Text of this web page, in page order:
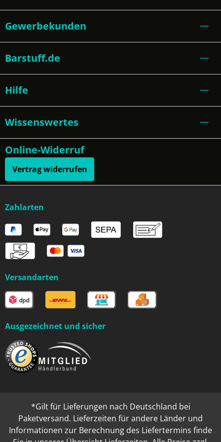
Gewerbekunden
Barstuff.de
Hilfe
Wissenswertes
Online-Widerruf
Vertrag widerrufen
Zahlarten
Versandarten
Ausgezeichnet und sicher
*Gilt für Lieferungen nach Deutschland bei
Paketversand. Lieferzeiten für andere Länder und
Informationen zur Berechnung des Liefertermins finde